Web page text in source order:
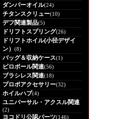
ダンパーオイル(24)
チタンスクリュー(10)
デフ関連製品(5)
ドリフトスプリング(26)
ドリフトホイル(小径デザイ
ン） (8)
バッグ＆収納ケース(1)
ピロボール関連(56)
ブラシレス関連(18)
プロポアクセサリー(32)
ホイルハブ(4)
ユニバーサル・アクスル関連
(2)
ヨコドリ公認パーツ(146)